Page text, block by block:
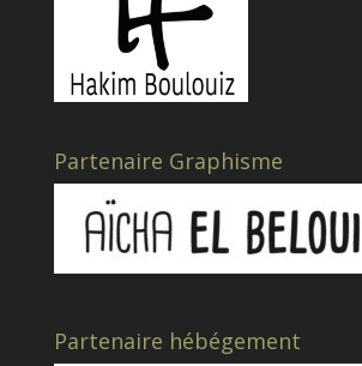
Partenaire Graphisme
Partenaire hébégement